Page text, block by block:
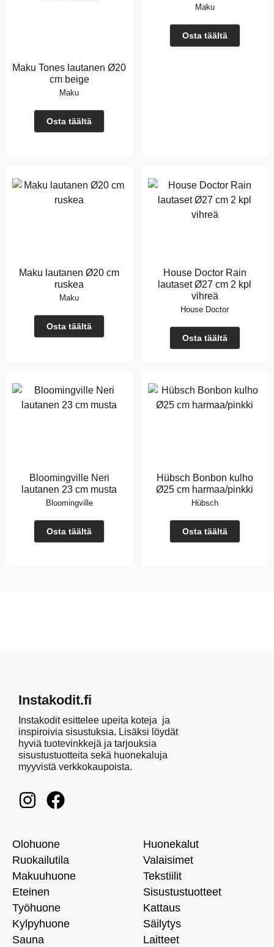
Maku Tones lautanen Ø20
cm beige
Maku
Osta täältä
Maku
Osta täältä
Maku lautanen Ø20 cm
ruskea
Maku
Osta täältä
House Doctor Rain
lautaset Ø27 cm 2 kpl
vihreä
House Doctor
Osta täältä
Bloomingville Neri
lautanen 23 cm musta
Bloomingville
Osta täältä
Hübsch Bonbon kulho
Ø25 cm harmaa/pinkki
Hübsch
Osta täältä
Instakodit.fi
Instakodit esittelee upeita koteja ja
inspiroivia sisustuksia. Lisäksi löydät
hyviä tuotevinkkejä ja tarjouksia
sisustustuotteita sekä huonekaluja
myyvistä verkkokaupoista.
Olohuone
Ruokailutila
Makuuhuone
Eteinen
Työhuone
Kylpyhuone
Sauna
Huonekalut
Valaisimet
Tekstiilit
Sisustustuotteet
Kattaus
Säilytys
Laitteet